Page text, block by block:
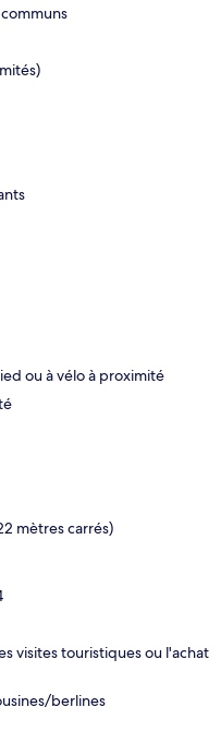
ou à vélo à proximité
mètres carrés)
visites touristiques ou l'achat
berlines